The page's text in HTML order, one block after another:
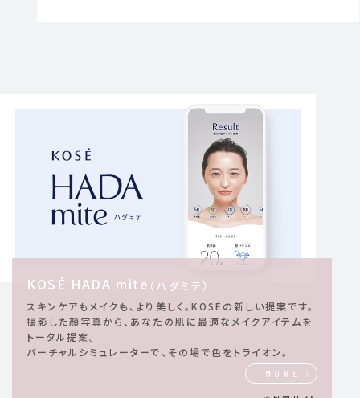
KOSÉ HADA mite （ハダミテ）
スキンケアもメイクも、より美しく。KOSÉの新しい提案です。
撮影した顔写真から、あなたの肌に最適なメイクアイテムを
トータル提案。
バーチャルシミュレーターで、その場で色をトライオン。